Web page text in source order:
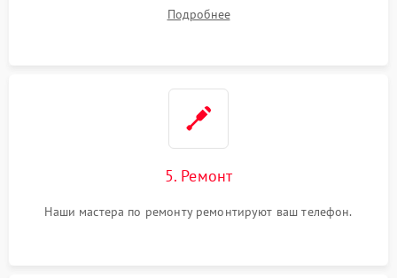
Подробнее
5. Ремонт
Наши мастера по ремонту ремонтируют ваш телефон.